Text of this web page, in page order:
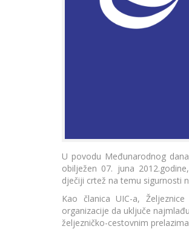
U povodu Međunarodnog
obilježen 07. juna
dječiji crtež na temu sigurnosti
Kao članica UIC-a,
organizacije da uključe
željezničko-cestovnim